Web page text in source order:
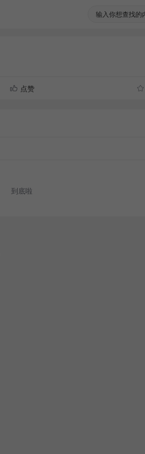
点赞
到底啦